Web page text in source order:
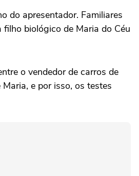
do apresentador. Familiares
biológico de Maria do Céu
o vendedor de carros de
e por isso, os testes